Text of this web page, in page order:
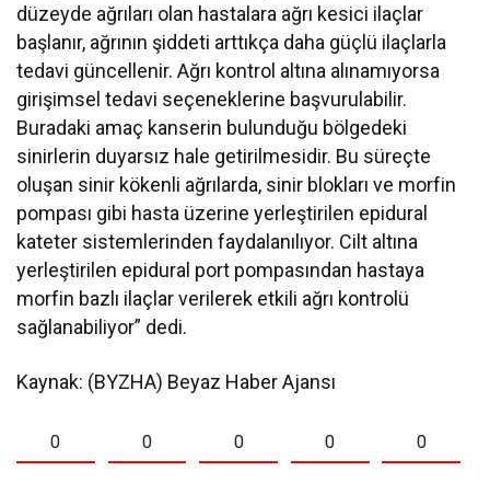
düzeyde ağrıları olan hastalara ağrı kesici ilaçlar
başlanır, ağrının şiddeti arttıkça daha güçlü ilaçlarla
tedavi güncellenir. Ağrı kontrol altına alınamıyorsa
girişimsel tedavi seçeneklerine başvurulabilir.
Buradaki amaç kanserin bulunduğu bölgedeki
sinirlerin duyarsız hale getirilmesidir. Bu süreçte
oluşan sinir kökenli ağrılarda, sinir blokları ve morfin
pompası gibi hasta üzerine yerleştirilen epidural
kateter sistemlerinden faydalanılıyor. Cilt altına
yerleştirilen epidural port pompasından hastaya
morfin bazlı ilaçlar verilerek etkili ağrı kontrolü
sağlanabiliyor” dedi.
Kaynak: (BYZHA) Beyaz Haber Ajansı
0 0 0 0 0